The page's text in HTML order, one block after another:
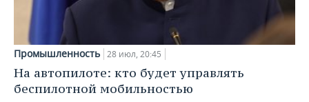
Промышленность 28 июл, 20:45
На автопилоте: кто будет управлять
беспилотной мобильностью